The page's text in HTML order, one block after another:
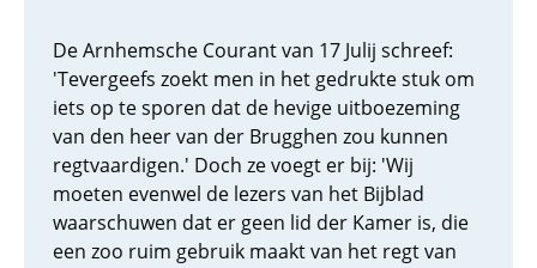
De Arnhemsche Courant van 17 Julij schreef:
'Tevergeefs zoekt men in het gedrukte stuk om
iets op te sporen dat de hevige uitboezeming
van den heer van der Brugghen zou kunnen
regtvaardigen.' Doch ze voegt er bij: 'Wij
moeten evenwel de lezers van het Bijblad
waarschuwen dat er geen lid der Kamer is, die
een zoo ruim gebruik maakt van het regt van